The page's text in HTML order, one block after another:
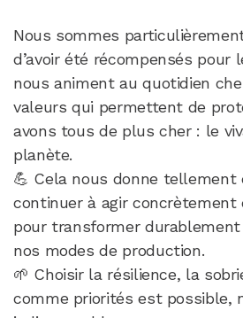
Nous sommes
d’avoir été récompensés pour
nous animent au quotidien
valeurs qui permettent de
avons tous de plus cher : le
planète.
💪 Cela nous donne tellement
continuer à agir concrètement
pour transformer
nos modes de production.
🌱 Choisir la résilience, la
comme priorités est possible,